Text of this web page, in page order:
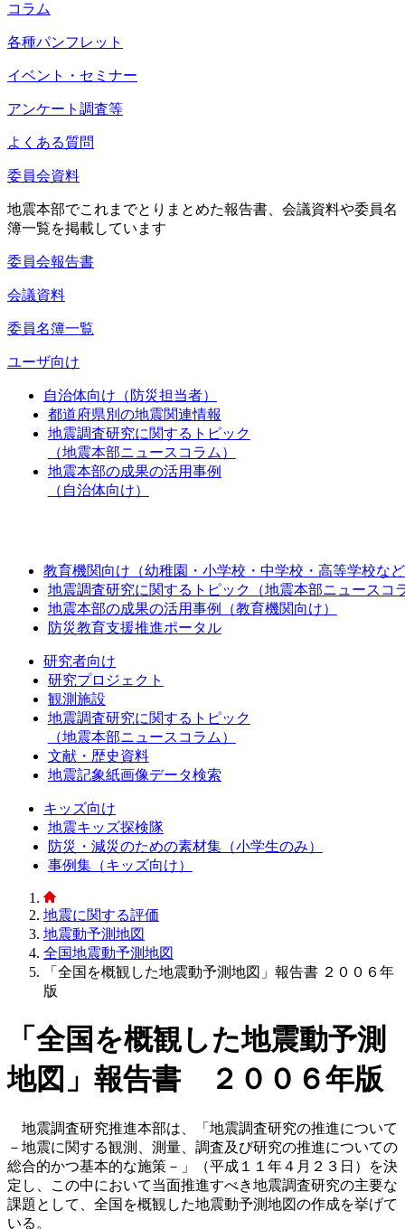
コラム
各種パンフレット
イベント・セミナー
アンケート調査等
よくある質問
委員会資料
地震本部でこれまでとりまとめた報告書、会議資料や委員名
簿一覧を掲載しています
委員会報告書
会議資料
委員名簿一覧
ユーザ向け
自治体向け（防災担当者）
都道府県別の地震関連情報
地震調査研究に関するトピック
（地震本部ニュースコラム）
地震本部の成果の活用事例
（自治体向け）
教育機関向け（幼稚園・小学校・中学校・高等学校な
地震調査研究に関するトピック（地震本部ニュースコ
地震本部の成果の活用事例（教育機関向け）
防災教育支援推進ポータル
研究者向け
研究プロジェクト
観測施設
地震調査研究に関するトピック
（地震本部ニュースコラム）
文献・歴史資料
地震記象紙画像データ検索
キッズ向け
地震キッズ探検隊
防災・減災のための素材集（小学生のみ）
事例集（キッズ向け）
地震に関する評価
地震動予測地図
全国地震動予測地図
「全国を概観した地震動予測地図」報告書 ２００６年
版
「全国を概観した地震動予測
地図」報告書 ２００６年版
地震調査研究推進本部は、「地震調査研究の推進について
－地震に関する観測、測量、調査及び研究の推進についての
総合的かつ基本的な施策－」（平成１１年４月２３日）を決
定し、この中において当面推進すべき地震調査研究の主要な
課題として、全国を概観した地震動予測地図の作成を挙げて
いる。